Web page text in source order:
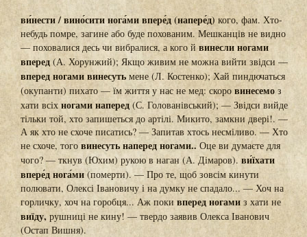
ви́нести / вино́сити нога́ми впере́д (напере́д) кого, фам. Хто-
небудь помре, загине або буде похованим. Мешканців не видно
— поховалися десь чи вибралися, а кого йвинесли ногами
вперед (А. Хорунжий); Якщо живим не можна вийти звідси —
вперед ногами винесуть мене (Л. Костенко); Хай пиндючаться
(окупанти) пихато — їм життя у нас не мед: скоро винесемоз
хати всіхногами наперед (С. Голованівський); — Звідси вийде
тільки той, хто запишеться до артілі. Микито, замкни двері!. —
А як хто не схоче писатись? — Запитав хтось несміливо. — Хто
не схоче, тоговинесуть наперед ногами.. Оце ви думаєте для
чого? — ткнув (Юхим) рукою в наган (А. Дімаров). ви́їхати
впере́д нога́ми(померти). — Про те, щоб зовсім кинути
полювати, Олексі Івановичу і на думку не спадало... — Хоч на
горличку, хоч на горобця... Аж поки вперед ногами з хати не
виїду, рушниці не кину! — твердо заявив Олекса Іванович
(Остап Вишня).